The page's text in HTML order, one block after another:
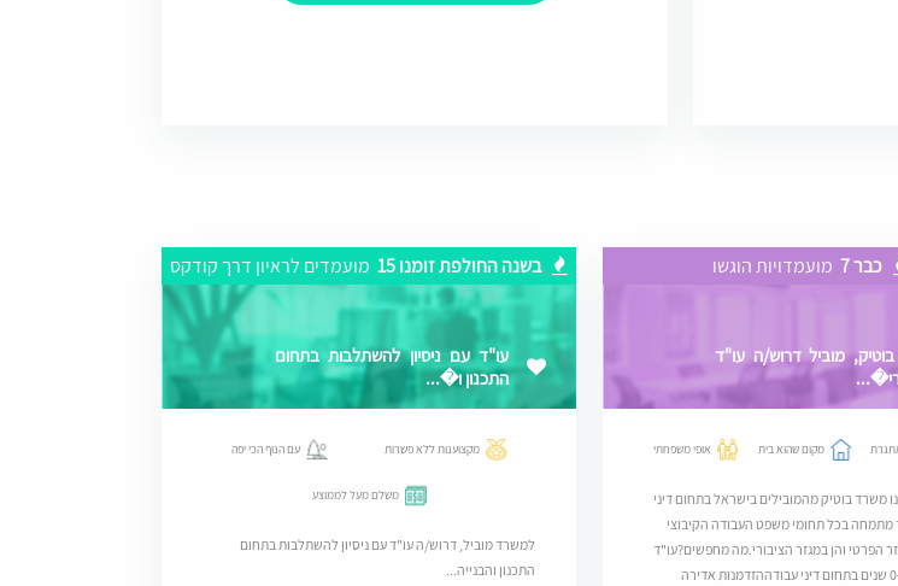
כבר 7 מועמדויות הוגשו
מוביל דרוש/ה עו"ד
מקום שהוא בית אופי משפחתי
משרד בוטיק מהמובילים בישראל בתחום דיני
בכל תחומי משפט העבודה הקיבוצי
הפרטי והן במגזר הציבורי.מה מחפשים?עו"ד
עם ניסיון של 0-7 שנים בתחום דיני עבודההזדמנות אדירה
בשנה החולפת זומנו 15 מועמדים לראיון דרך קודקס
עו"ד עם ניסיון להשתלבות בתחום
התכנון ו�...
מקצוענות ללא פשרות עם הנוף הכי יפה
משלם מעל לממוצע
למשרד מוביל, דרוש/ה עו"ד עם ניסיון להשתלבות בתחום
התכנון והבנייה...